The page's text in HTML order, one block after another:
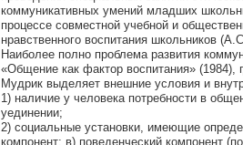
коммуникативных умений младших
процессе совместной учебной и
нравственного воспитания школьников
Наиболее полно проблема развития
«Общение как фактор воспитания» (1984),
Мудрик выделяет внешние условия и
1) наличие у человека потребности в
уединении;
2) социальные установки, имеющие
компонент; в) поведенческий компонент